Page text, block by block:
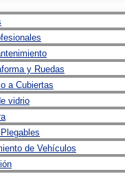
y Ruedas
a Cubiertas
vidrio
de Vehículos